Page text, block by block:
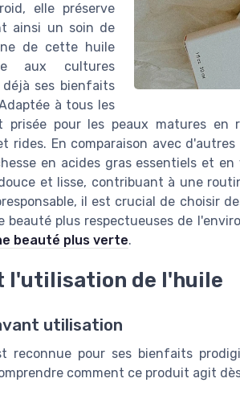
elle préserve
ainsi un soin de
de cette huile
aux cultures
ses bienfaits
à tous les
prisée pour les peaux matures
rides. En comparaison avec
en acides gras essentiels et
et lisse, contribuant à une
il est crucial de choisir
beauté plus respectueuses de
beauté plus verte.
l'utilisation de l'huile
utilisation
reconnue pour ses bienfaits
comment ce produit agit